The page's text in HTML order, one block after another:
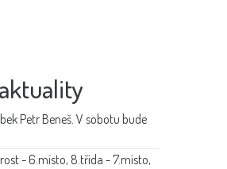
Petr Beneš. V sobotu bude
- 6.místo, 8.třída - 7.místo,